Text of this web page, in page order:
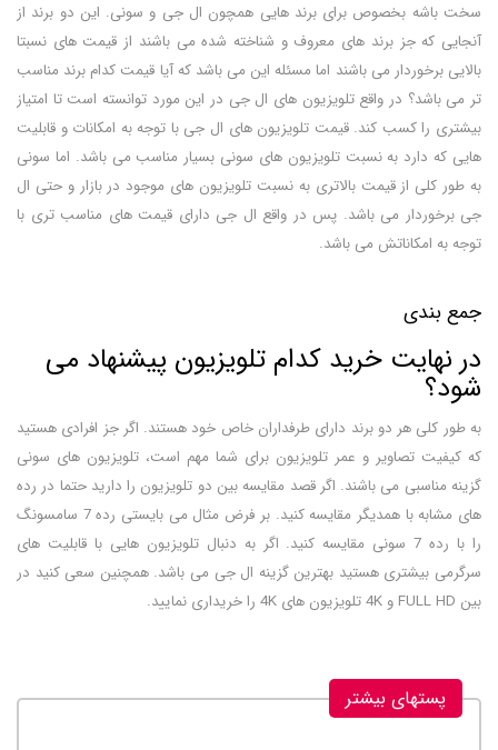
سخت باشه بخصوص برای برند هایی همچون ال جی و سونی. این دو برند از
آنجایی که جز برند های معروف و شناخته شده می باشند از قیمت های نسبتا
بالایی برخوردار می باشند اما مسئله این می باشد که آیا قیمت کدام برند مناسب
تر می باشد؟ در واقع تلویزیون های ال جی در این مورد توانسته است تا امتیاز
بیشتری را کسب کند. قیمت تلویزیون های ال جی با توجه به امکانات و قابلیت
هایی که دارد به نسبت تلویزیون های سونی بسیار مناسب می باشد. اما سونی
به طور کلی از قیمت بالاتری به نسبت تلویزیون های موجود در بازار و حتی ال
جی برخوردار می باشد. پس در واقع ال جی دارای قیمت های مناسب تری با
توجه به امکاناتش می باشد.
جمع بندی
در نهایت خرید کدام تلویزیون پیشنهاد می
شود؟
به طور کلی هر دو برند دارای طرفداران خاص خود هستند. اگر جز افرادی هستید
که کیفیت تصاویر و عمر تلویزیون برای شما مهم است، تلویزیون های سونی
گزینه مناسبی می باشند. اگر قصد مقایسه بین دو تلویزیون را دارید حتما در رده
های مشابه با همدیگر مقایسه کنید. بر فرض مثال می بایستی رده 7 سامسونگ
را با رده 7 سونی مقایسه کنید. اگر به دنبال تلویزیون هایی با قابلیت های
سرگرمی بیشتری هستید بهترین گزینه ال جی می باشد. همچنین سعی کنید در
بین FULL HD و 4K تلویزیون های 4K را خریداری نمایید.
پستهای بیشتر